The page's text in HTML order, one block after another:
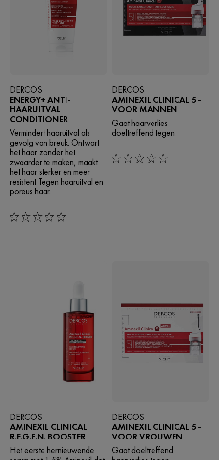
DERCOS
ENERGY+ ANTI-
HAARUITVAL
CONDITIONER
Vermindert haaruitval als
gevolg van breuk. Ontwart
het haar zonder het
zwaarder te maken, maakt
het haar sterker en meer
resistent Tegen haaruitval en
poreus haar.
0/5
DERCOS
AMINEXIL CLINICAL 5 -
VOOR MANNEN
Gaat haarverlies
doeltreffend tegen.
0/5
DERCOS
AMINEXIL CLINICAL
R.E.G.E.N. BOOSTER
Het eerste hernieuwende
DERCOS
AMINEXIL CLINICAL 5 -
VOOR VROUWEN
Gaat doeltreffend